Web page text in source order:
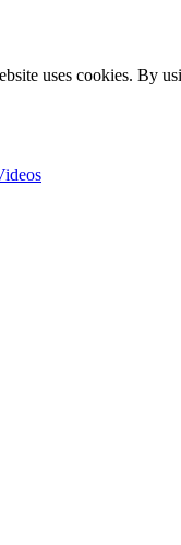
uses cookies. By